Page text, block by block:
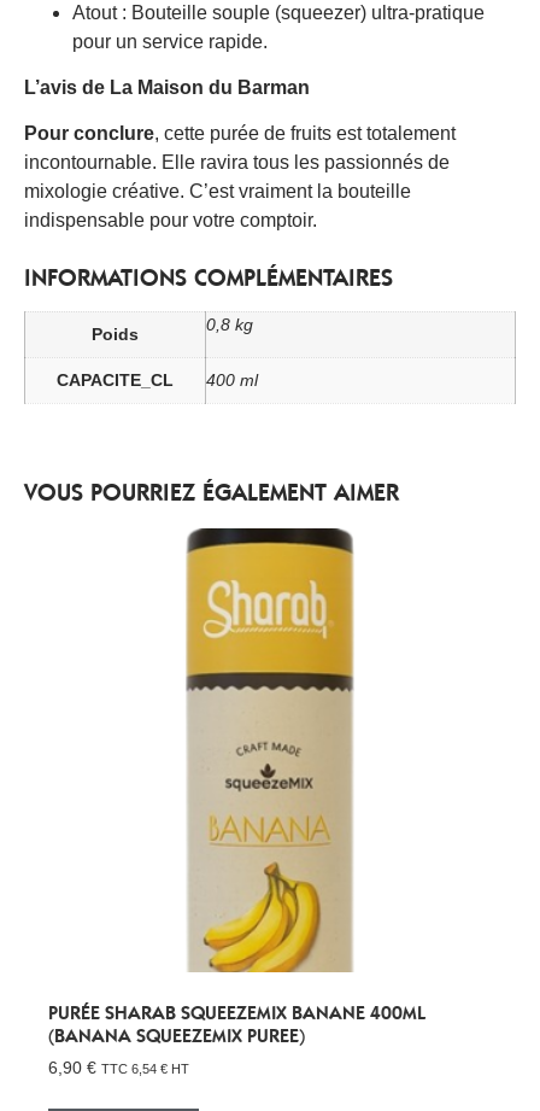
Atout : Bouteille souple (squeezer) ultra-pratique
pour un service rapide.
L’avis de La Maison du Barman
Pour conclure, cette purée de fruits est totalement
incontournable. Elle ravira tous les passionnés de
mixologie créative. C’est vraiment la bouteille
indispensable pour votre comptoir.
INFORMATIONS COMPLÉMENTAIRES
Poids 0,8 kg
CAPACITE_CL 400 ml
VOUS POURRIEZ ÉGALEMENT AIMER
PURÉE SHARAB SQUEEZEMIX BANANE 400ML
(BANANA SQUEEZEMIX PUREE)
6,90 € TTC 6,54 € HT